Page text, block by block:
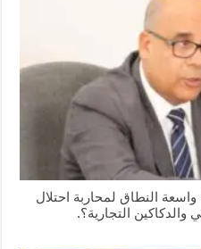
النطاق لمحاربة احتلال
التجارية؟.